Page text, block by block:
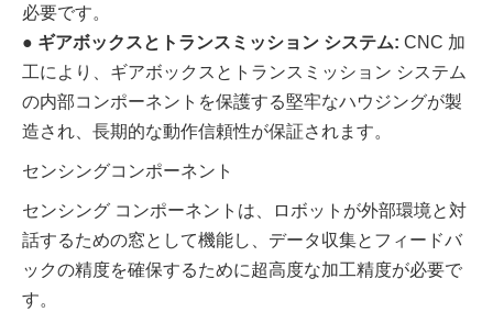
必要です。
● ギアボックスとトランスミッション システム: CNC 加
工により、ギアボックスとトランスミッション システム
の内部コンポーネントを保護する堅牢なハウジングが製
造され、長期的な動作信頼性が保証されます。
センシングコンポーネント
センシング コンポーネントは、ロボットが外部環境と対
話するための窓として機能し、データ収集とフィードバ
ックの精度を確保するために超高度な加工精度が必要で
す。